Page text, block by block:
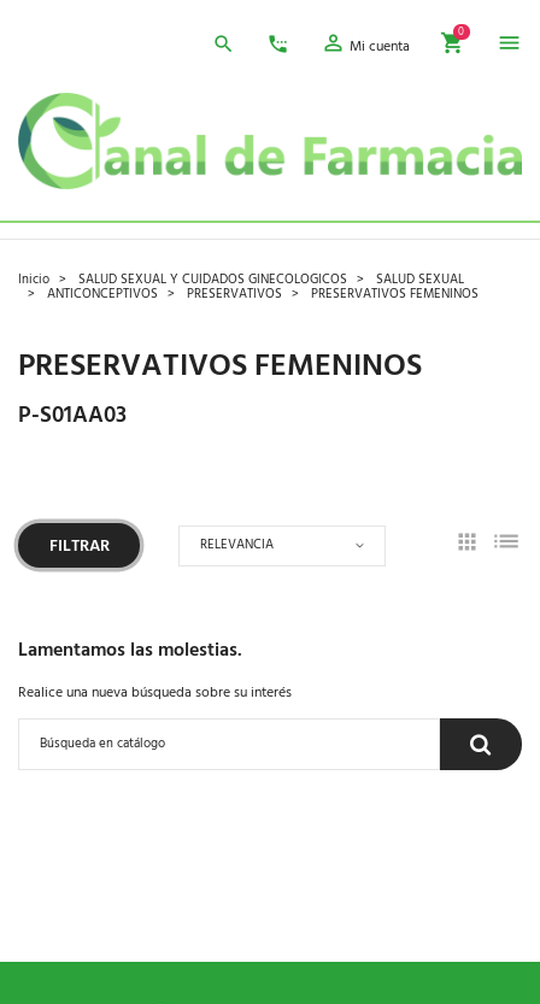
Mi cuenta
0
Inicio SALUD SEXUAL Y CUIDADOS GINECOLOGICOS SALUD SEXUAL
ANTICONCEPTIVOS PRESERVATIVOS PRESERVATIVOS FEMENINOS
PRESERVATIVOS FEMENINOS
P-S01AA03
FILTRAR RELEVANCIA
Lamentamos las molestias.
Realice una nueva búsqueda sobre su interés